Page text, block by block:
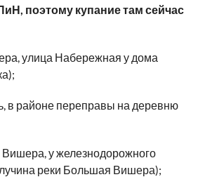
поэтому купание там сейчас
улица Набережная у дома
в районе переправы на деревню
у железнодорожного
реки Большая Вишера);